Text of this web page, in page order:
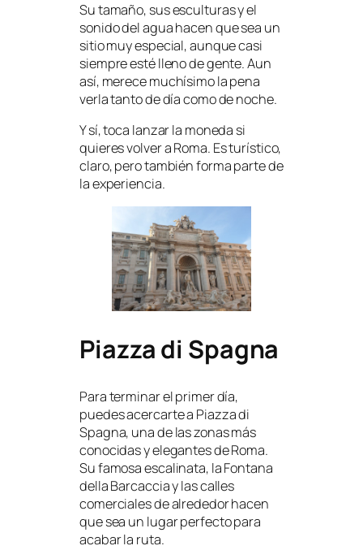
Su tamaño, sus esculturas y el
sonido del agua hacen que sea un
sitio muy especial, aunque casi
siempre esté lleno de gente. Aun
así, merece muchísimo la pena
verla tanto de día como de noche.
Y sí, toca lanzar la moneda si
quieres volver a Roma. Es turístico,
claro, pero también forma parte de
la experiencia.
Piazza di Spagna
Para terminar el primer día,
puedes acercarte a Piazza di
Spagna, una de las zonas más
conocidas y elegantes de Roma.
Su famosa escalinata, la Fontana
della Barcaccia y las calles
comerciales de alrededor hacen
que sea un lugar perfecto para
acabar la ruta.